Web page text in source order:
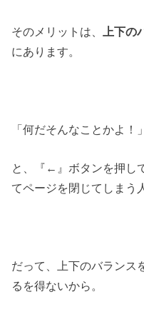
そのメリットは、 上下
にあります。
「何だそんなことかよ！」
と、『←』ボタンを押し
てページを閉じてしまう
だって、上下のバランス
るを得ないから。